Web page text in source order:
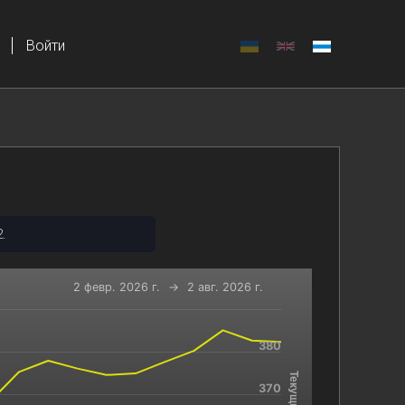
Войти
navigator-y-axis.
2 февр. 2026 г. → 2 авг. 2026 г.
370
380